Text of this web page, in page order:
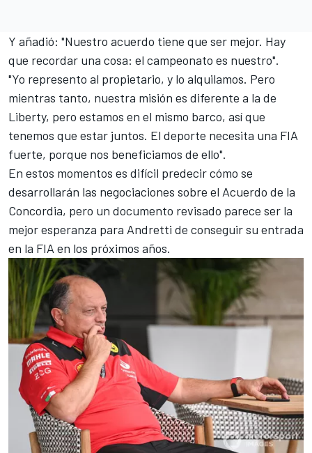
Y añadió: "Nuestro acuerdo tiene que ser mejor. Hay
que recordar una cosa: el campeonato es nuestro".
"Yo represento al propietario, y lo alquilamos. Pero
mientras tanto, nuestra misión es diferente a la de
Liberty, pero estamos en el mismo barco, así que
tenemos que estar juntos. El deporte necesita una FIA
fuerte, porque nos beneficiamos de ello".
En estos momentos es difícil predecir cómo se
desarrollarán las negociaciones sobre el Acuerdo de la
Concordia, pero un documento revisado parece ser la
mejor esperanza para Andretti de conseguir su entrada
en la FIA en los próximos años.